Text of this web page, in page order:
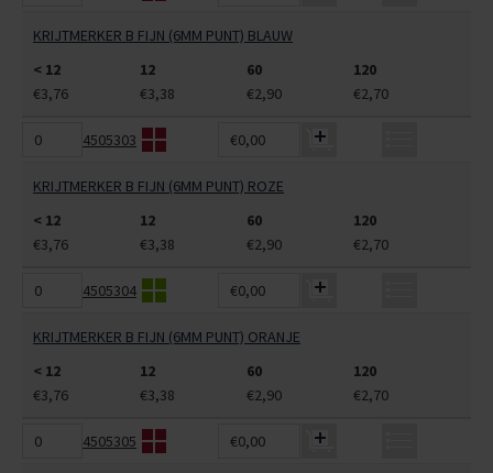
KRIJTMERKER B FIJN (6MM PUNT) BLAUW
< 12
12 60
120
€3,76
€3,38 €2,90 €2,70
4505303 €0,00
KRIJTMERKER B FIJN (6MM PUNT) ROZE
< 12
12 60
120
€3,76
€3,38 €2,90 €2,70
4505304 €0,00
KRIJTMERKER B FIJN (6MM PUNT) ORANJE
< 12
12 60
120
€3,76
€3,38 €2,90 €2,70
4505305 €0,00